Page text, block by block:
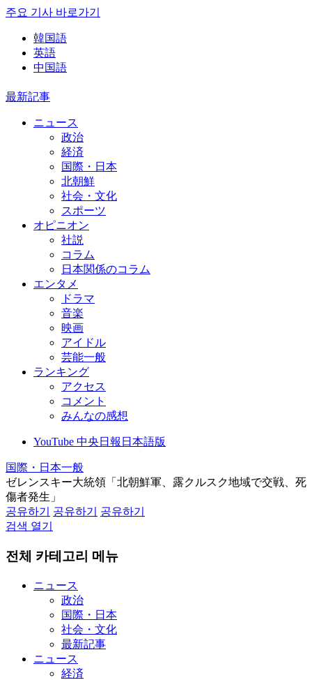
주요 기사 바로가기
韓国語
英語
中国語
最新記事
ニュース
政治
経済
国際・日本
北朝鮮
社会・文化
スポーツ
オピニオン
社説
コラム
日本関係のコラム
エンタメ
ドラマ
音楽
映画
アイドル
芸能一般
ランキング
アクセス
コメント
みんなの感想
YouTube 中央日報日本語版
国際・日本一般
ゼレンスキー大統領「北朝鮮軍、露クルスク地域で交戦、死
傷者発生」
공유하기
공유하기
공유하기
검색 열기
전체 카테고리 메뉴
ニュース
政治
国際・日本
社会・文化
最新記事
ニュース
経済